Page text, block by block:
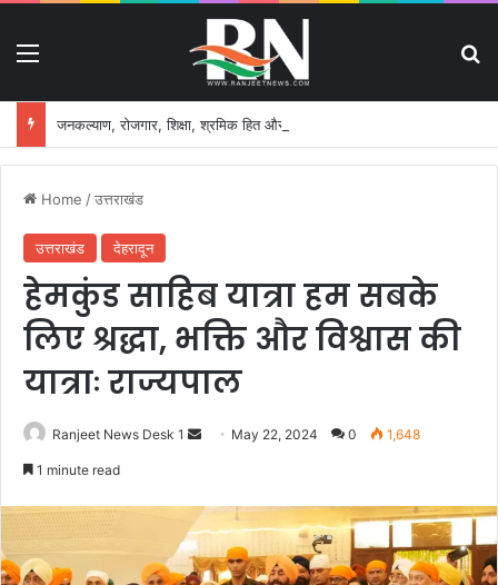
Home /उत्तराखंड
उत्तराखंड देहरादून
हेमकुंड साहिब यात्रा हम सबके
लिए श्रद्धा, भक्ति और विश्वास की
यात्राः राज्यपाल
Ranjeet News Desk 1
d
n
May 22, 2024 0 1,648
1 minute read